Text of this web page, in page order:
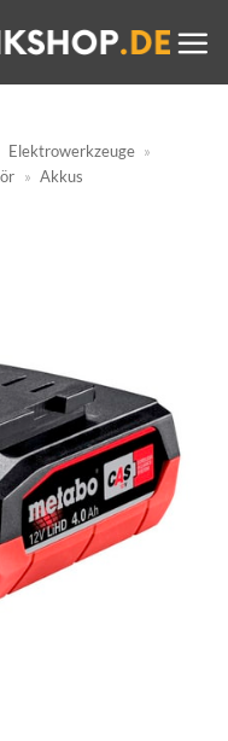
Elektrowerkzeuge »
» Akkus